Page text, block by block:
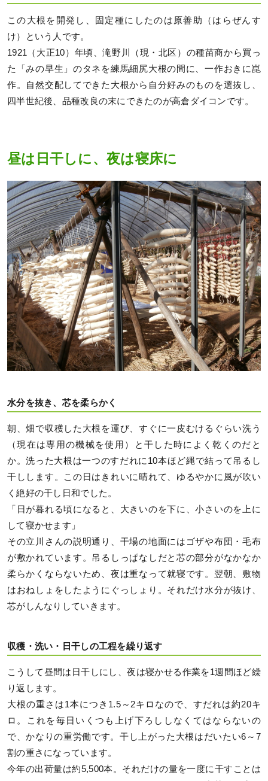
この大根を開発し、固定種にしたのは原善助（はらぜんす
け）という人です。
1921（大正10）年頃、滝野川（現・北区）の種苗商から買っ
た「みの早生」のタネを練馬細尻大根の間に、一作おきに崑
作。自然交配してできた大根から自分好みのものを選抜し、
四半世紀後、品種改良の末にできたのが高倉ダイコンです。
昼は日干しに、夜は寝床に
水分を抜き、芯を柔らかく
朝、畑で収穫した大根を運び、すぐに一皮むけるぐらい洗う
（現在は専用の機械を使用）と干した時によく乾くのだと
か。洗った大根は一つのすだれに10本ほど縄で結って吊るし
干しします。この日はきれいに晴れて、ゆるやかに風が吹い
く絶好の干し日和でした。
「日が暮れる頃になると、大きいのを下に、小さいのを上に
して寝かせます」
その立川さんの説明通り、干場の地面にはゴザや布団・毛布
が敷かれています。吊るしっぱなしだと芯の部分がなかなか
柔らかくならないため、夜は重なって就寝です。翌朝、敷物
はおねしょをしたようにぐっしょり。それだけ水分が抜け、
芯がしんなりしていきます。
収穫・洗い・日干しの工程を繰り返す
こうして昼間は日干しにし、夜は寝かせる作業を1週間ほど繰
り返します。
大根の重さは1本につき1.5～2キロなので、すだれは約20キ
ロ。これを毎日いくつも上げ下ろししなくてはならないの
で、かなりの重労働です。干し上がった大根はだいたい6～7
割の重さになっています。
今年の出荷量は約5,500本。それだけの量を一度に干すことは